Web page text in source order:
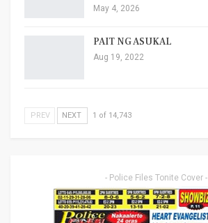
May 4, 2026
PAIT NG ASUKAL
Aug 19, 2022
PREV NEXT 1 of 14,743
- Police Files Tonite Cover -